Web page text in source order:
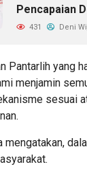
Pencapaian
431 Deni
Pantarlih yang
menjamin
sesuai
mengatakan,